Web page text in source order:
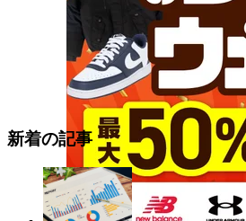
新着の記事